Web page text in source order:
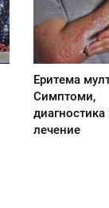
Еритема
Симптоми,
диагностика
лечение